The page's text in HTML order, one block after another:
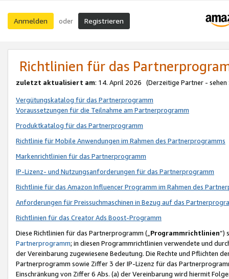
Anmelden oder Registrieren
Richtlinien für das
zuletzt aktualisiert am: 14. April 2026 (Derzeitige Partner - sehen
Vergütungskatalog für das Partnerprogramm
Voraussetzungen für die Teilnahme am Partnerprogramm
Produktkatalog für das Partnerprogramm
Richtlinie für Mobile Anwendungen im Rahmen des Partnerprogramms
Markenrichtlinien für das Partnerprogramm
IP-Lizenz- und Nutzungsanforderungen für das Partnerprogramm
Richtlinie für das Amazon Influencer Programm im Rahmen des
Anforderungen für Preissuchmaschinen in Bezug auf das
Richtlinien für das Creator Ads Boost-Programm
Diese Richtlinien für das Partnerprogramm („Programmrichtlinien“)
Partnerprogramm; in diesen Programmrichtlinien verwendete und
der Vereinbarung zugewiesene Bedeutung. Die Rechte und Pflichten
Partnerprogramm sowie Ziffer 3 der IP-Lizenz für das
Einschränkung von Ziffer 6 Abs. (a) der Vereinbarung wird hiermit